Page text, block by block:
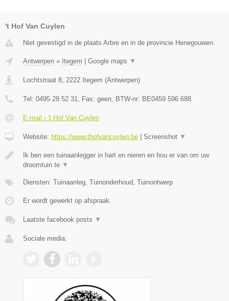
't Hof Van Cuylen
Niet gevestigd in de plaats Arbre en in de provincie Henegouwen.
Antwerpen » Itegem Google maps ▼
Lochtstraat 8 2222 Itegem (Antwerpen)
Tel: 0495 28 52 31 , Fax: geen , BTW-nr: BE0459 596 688
E-mail › 't Hof Van Cuylen
Website: https://www.thofvancuylen.be Screenshot ▼
Ik ben een tuinaanlegger in hart en nieren en hou er van om uw
droomtuin te ▼
Diensten: Tuinaanleg, Tuinonderhoud, Tuinontwerp
Er wordt gewerkt op afspraak.
Laatste facebook posts ▼
Sociale media: